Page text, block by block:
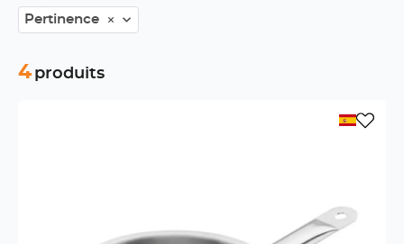
4 produits
Pertinence